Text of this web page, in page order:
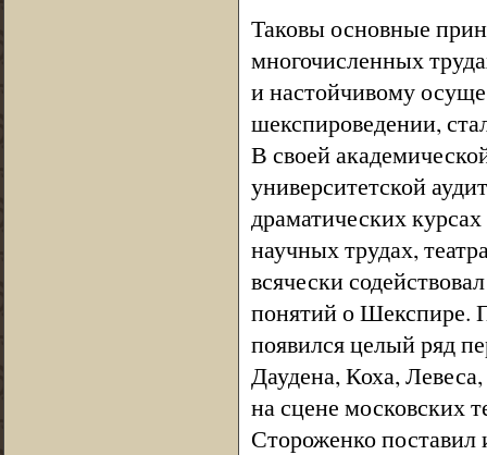
Таковы основные
многочисленных
и настойчивому
шекспироведении,
В своей
университетской
драматических
научных трудах,
всячески
понятий о Шекспире.
появился целый ряд
Даудена, Коха,
на сцене московских
Стороженко поставил